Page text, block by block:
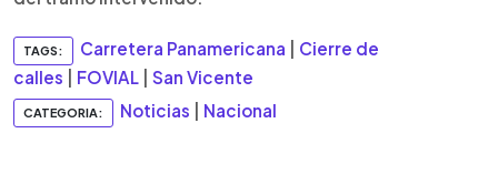
TAGS: Carretera Panamericana
Cierre de
calles
FOVIAL San Vicente
CATEGORIA: Noticias Nacional